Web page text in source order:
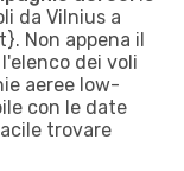
da Vilnius a
Non appena il
dei voli
aeree low-
con le date
trovare